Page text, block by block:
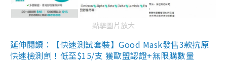
點擊圖片放大
延伸閱讀：【快速測試套裝】Good Mask發售3款抗原
快速檢測劑！低至$15/支 獲歐盟認證+無限購數量